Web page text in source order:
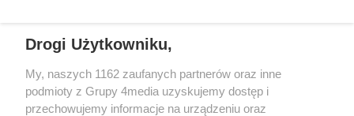
+48 52 5812666
Drogi Użytkowniku,
My, naszych 1162 zaufanych partnerów oraz inne
podmioty z Grupy 4media uzyskujemy dostęp i
przechowujemy informacje na urządzeniu oraz